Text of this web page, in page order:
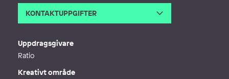
KONTAKTUPPGIFTER
Uppdragsgivare
Ratio
Kreativt område